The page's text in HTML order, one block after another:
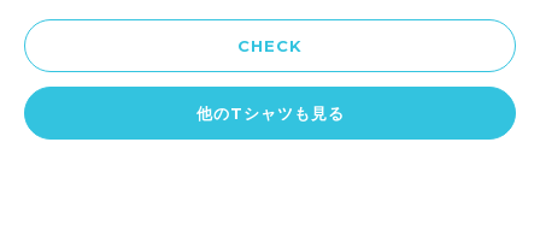
CHECK
他のTシャツも見る